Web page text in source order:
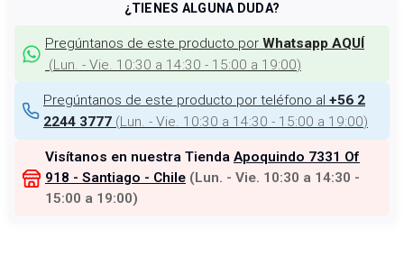
¿TIENES ALGUNA DUDA?
Pregúntanos de este producto por Whatsapp AQUÍ
(Lun. - Vie. 10:30 a 14:30 - 15:00 a 19:00)
Pregúntanos de este producto por teléfono al +56 2
2244 3777 (Lun. - Vie. 10:30 a 14:30 - 15:00 a 19:00)
Visítanos en nuestra Tienda Apoquindo 7331 Of
918 - Santiago - Chile (Lun. - Vie. 10:30 a 14:30 -
15:00 a 19:00)